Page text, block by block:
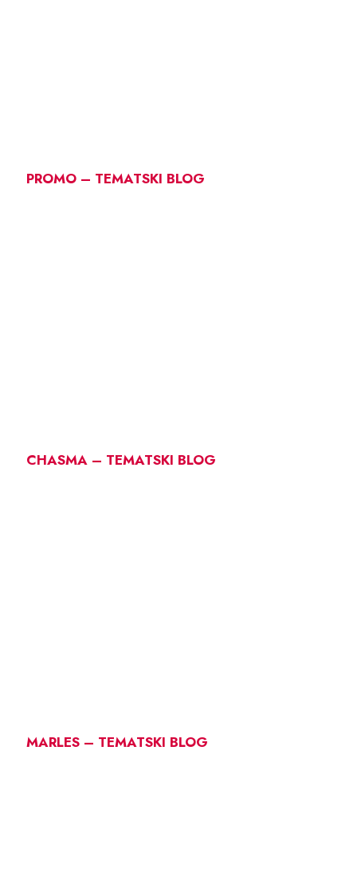
PROMO – TEMATSKI BLOG
CHASMA – TEMATSKI BLOG
MARLES – TEMATSKI BLOG